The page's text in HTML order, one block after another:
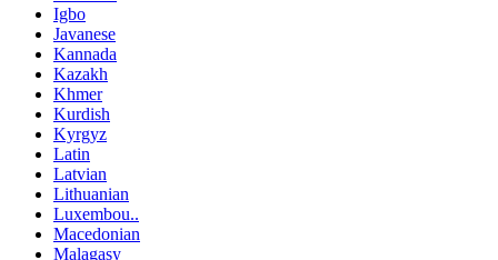
Igbo
Javanese
Kannada
Kazakh
Khmer
Kurdish
Kyrgyz
Latin
Latvian
Lithuanian
Luxembou..
Macedonian
Malagasy